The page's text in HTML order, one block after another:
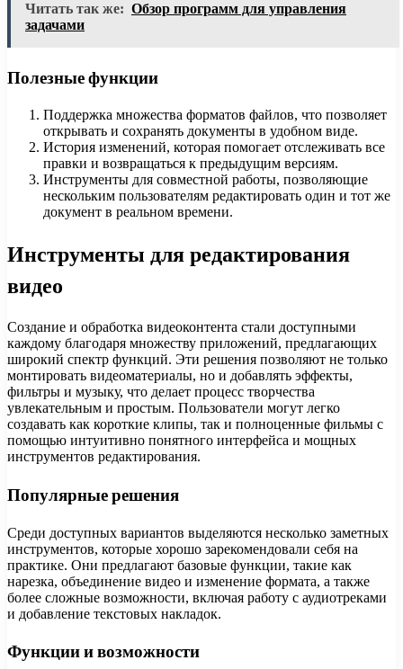
Читать так же: Обзор программ для управления
задачами
Полезные функции
Поддержка множества форматов файлов, что позволяет
открывать и сохранять документы в удобном виде.
История изменений, которая помогает отслеживать все
правки и возвращаться к предыдущим версиям.
Инструменты для совместной работы, позволяющие
нескольким пользователям редактировать один и тот же
документ в реальном времени.
Инструменты для редактирования
видео
Создание и обработка видеоконтента стали доступными
каждому благодаря множеству приложений, предлагающих
широкий спектр функций. Эти решения позволяют не только
монтировать видеоматериалы, но и добавлять эффекты,
фильтры и музыку, что делает процесс творчества
увлекательным и простым. Пользователи могут легко
создавать как короткие клипы, так и полноценные фильмы с
помощью интуитивно понятного интерфейса и мощных
инструментов редактирования.
Популярные решения
Среди доступных вариантов выделяются несколько заметных
инструментов, которые хорошо зарекомендовали себя на
практике. Они предлагают базовые функции, такие как
нарезка, объединение видео и изменение формата, а также
более сложные возможности, включая работу с аудиотреками
и добавление текстовых накладок.
Функции и возможности